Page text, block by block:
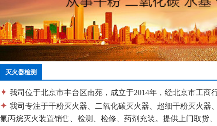
灭火器检测
✦ 我司位于北京市丰台区南苑，成立于2014年，经北京市工商
✦ 我司专注于干粉灭火器、二氧化碳灭火器、超细干粉灭火
氟丙烷灭火装置销售、检测、检修、药剂充装。提供上门取货